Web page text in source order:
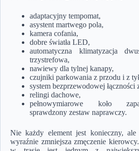
adaptacyjny tempomat,
asystent martwego pola,
kamera cofania,
dobre światła LED,
automatyczna klimatyzacja
trzystrefowa,
nawiewy dla tylnej kanapy,
czujniki parkowania z przodu i z
system bezprzewodowej łączności
relingi dachowe,
pełnowymiarowe koło
sprawdzony zestaw naprawczy.
Nie każdy element jest konieczny,
wyraźnie zmniejsza zmęczenie